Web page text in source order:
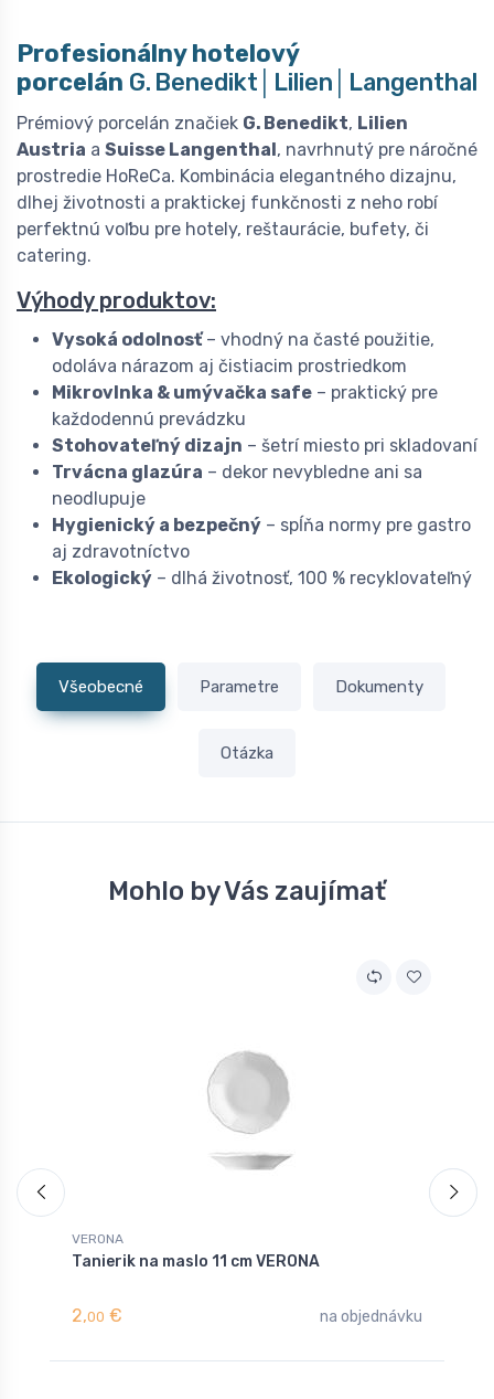
Profesionálny hotelový
porcelán G. Benedikt│Lilien│Langenthal
Prémiový porcelán značiek G. Benedikt, Lilien
Austria a Suisse Langenthal , navrhnutý pre náročné
prostredie HoReCa. Kombinácia elegantného dizajnu,
dlhej životnosti a praktickej funkčnosti z neho robí
perfektnú voľbu pre hotely, reštaurácie, bufety, či
catering.
Výhody produktov:
Vysoká odolnosť– vhodný na časté použitie,
odoláva nárazom aj čistiacim prostriedkom
Mikrovlnka & umývačka safe – praktický pre
každodennú prevádzku
Stohovateľný dizajn – šetrí miesto pri skladovaní
Trvácna glazúra – dekor nevybledne ani sa
neodlupuje
Hygienický a bezpečný – spĺňa normy pre gastro
aj zdravotníctvo
Ekologický – dlhá životnosť, 100 % recyklovateľný
Všeobecné Parametre Dokumenty
Otázka
Mohlo by Vás zaujímať
VERONA
Tanierik na maslo 11 cm VERONA
2,00 € na objednávku